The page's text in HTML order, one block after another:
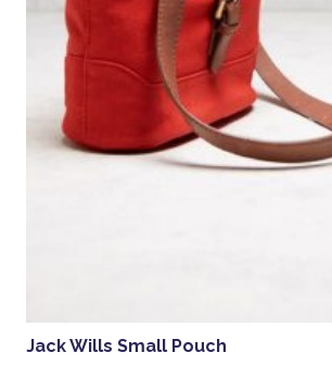
Jack Wills Small Pouch